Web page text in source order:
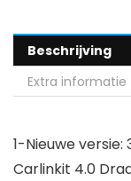
Beschrijving
Extra informatie
1-Nieuwe
Carlinkit 4.0